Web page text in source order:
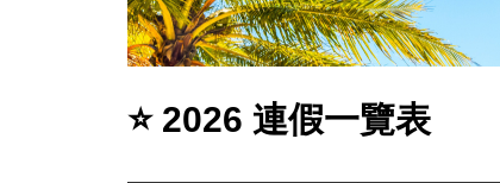
⭐ 2026 連假一覽表